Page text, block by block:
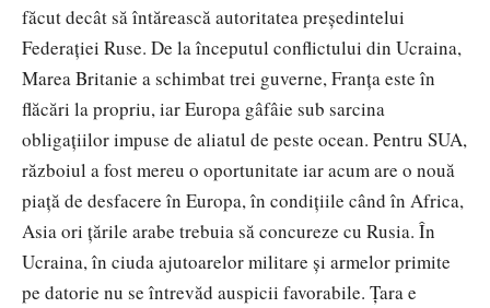
făcut decât să întărească autoritatea președintelui
Federației Ruse. De la începutul conflictului din Ucraina,
Marea Britanie a schimbat trei guverne, Franța este în
flăcări la propriu, iar Europa gâfâie sub sarcina
obligațiilor impuse de aliatul de peste ocean. Pentru SUA,
războiul a fost mereu o oportunitate iar acum are o nouă
piață de desfacere în Europa, în condițiile când în Africa,
Asia ori țările arabe trebuia să concureze cu Rusia. În
Ucraina, în ciuda ajutoarelor militare și armelor primite
pe datorie nu se întrevăd auspicii favorabile. Țara e